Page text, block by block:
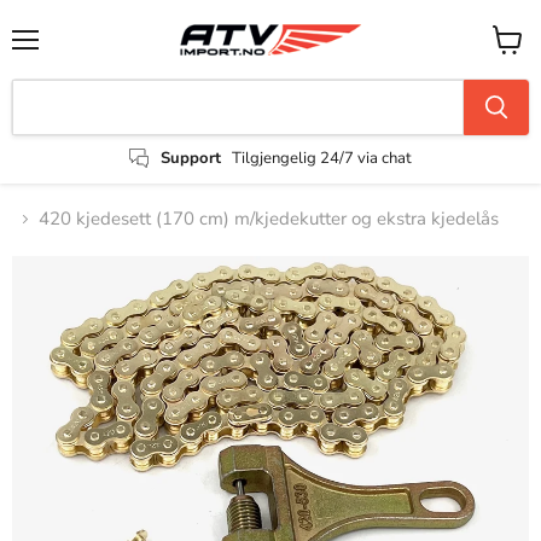
Support Tilgjengelig 24/7 via chat
420 kjedesett (170 cm) m/kjedekutter og ekstra kjedelås